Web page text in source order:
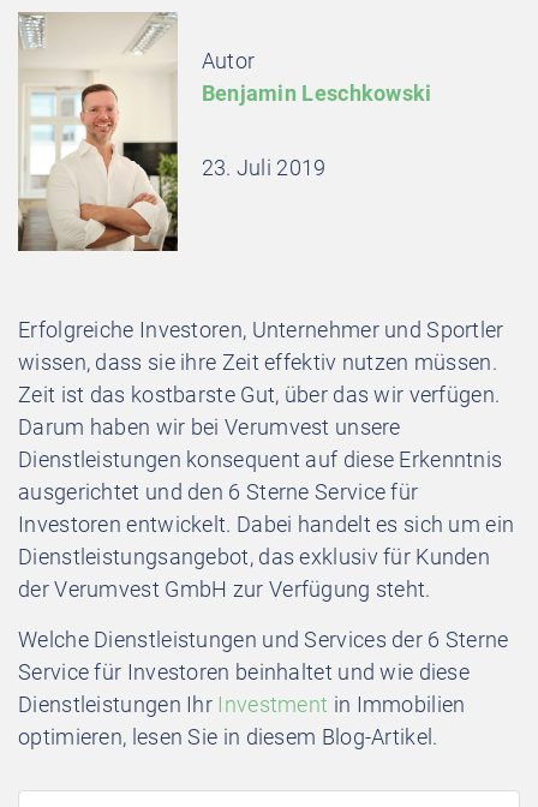
Autor
Benjamin Leschkowski
23. Juli 2019
Erfolgreiche Investoren, Unternehmer und Sportler
wissen, dass sie ihre Zeit effektiv nutzen müssen.
Zeit ist das kostbarste Gut, über das wir verfügen.
Darum haben wir bei Verumvest unsere
Dienstleistungen konsequent auf diese Erkenntnis
ausgerichtet und den 6 Sterne Service für
Investoren entwickelt. Dabei handelt es sich um ein
Dienstleistungsangebot, das exklusiv für Kunden
der Verumvest GmbH zur Verfügung steht.
Welche Dienstleistungen und Services der 6 Sterne
Service für Investoren beinhaltet und wie diese
Dienstleistungen Ihr Investment in Immobilien
optimieren, lesen Sie in diesem Blog-Artikel.